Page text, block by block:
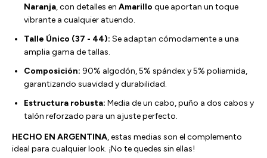
Naranja, con detalles en Amarillo que aportan un toque
vibrante a cualquier atuendo.
Talle Único (37 - 44): Se adaptan cómodamente a una
amplia gama de tallas.
Composición: 90% algodón, 5% spándex y 5% poliamida,
garantizando suavidad y durabilidad.
Estructura robusta: Media de un cabo, puño a dos cabos y
talón reforzado para un ajuste perfecto.
HECHO EN ARGENTINA, estas medias son el complemento
ideal para cualquier look. ¡No te quedes sin ellas!